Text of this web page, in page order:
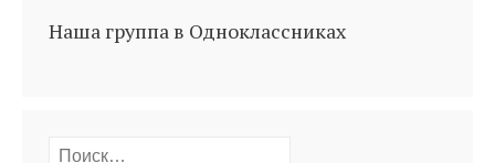
Наша группа в Одноклассниках
Найти: